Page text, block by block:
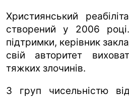
Християнський
створений у 2006
підтримки, керівник
свій авторитет
тяжких злочинів.
З груп чисельністю